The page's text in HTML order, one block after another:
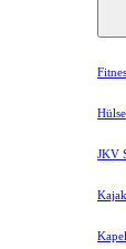
JKV